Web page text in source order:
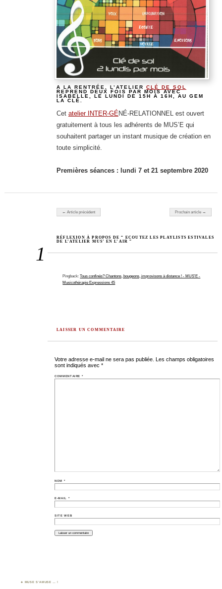
A LA RENTRÉE, L’ATELIER CLÉ DE SOL
REPREND DEUX FOIS PAR MOIS AVEC
ISABELLE, LE LUNDI DE 15H À 16H, AU GEM
LA CLÉ.
Cet atelier INTER-GÉNÉ-RELATIONNEL est ouvert
gratuitement à tous les adhérents de MUS’E qui
souhaitent partager un instant musique de création en
toute simplicité.
Premières séances : lundi 7 et 21 septembre 2020
Navigation des articles
← Article précédent Prochain article →
1
RÉFLEXION À PROPOS DE “ ECOUTEZ LES PLAYLISTS ESTIVALES
DE L’ATELIER MUS’ EN L’AIR ”
Pingback:Tous confinés? Chantons, bougeons, improvisons à distance ! - MUS'E -
Musicothérapie Expressions 45
LAISSER UN COMMENTAIRE
Votre adresse e-mail ne sera pas publiée. Les champs obligatoires
sont indiqués avec*
COMMENTAIRE *
NOM *
E-MAIL *
SITE WEB
MUSE S’AMUSE … !